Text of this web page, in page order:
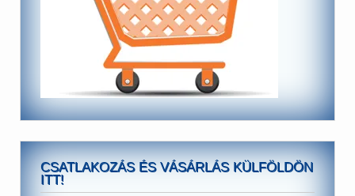
CSATLAKOZÁS ÉS VÁSÁRLÁS KÜLFÖLDÖN
ITT!